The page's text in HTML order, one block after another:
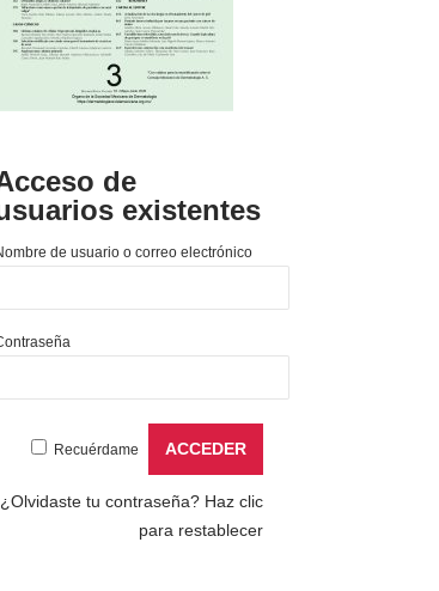
de
existentes
de usuario o correo electrónico
Recuérdame
¿Olvidaste tu contraseña? Haz clic
para restablecer